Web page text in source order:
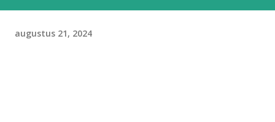
augustus 21, 2024